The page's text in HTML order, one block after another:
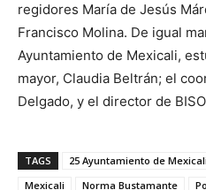
regidores María de Jesús
Francisco Molina. De igual
Ayuntamiento de Mexicali,
mayor, Claudia Beltrán; el
Delgado, y el director de
TAGS 25 Ayuntamiento de Mexicali
Mexicali
Norma Bustamante